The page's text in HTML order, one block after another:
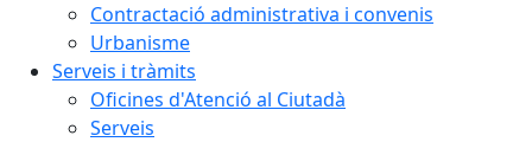
Contractació administrativa i convenis
Urbanisme
Serveis i tràmits
Oficines d'Atenció al Ciutadà
Serveis